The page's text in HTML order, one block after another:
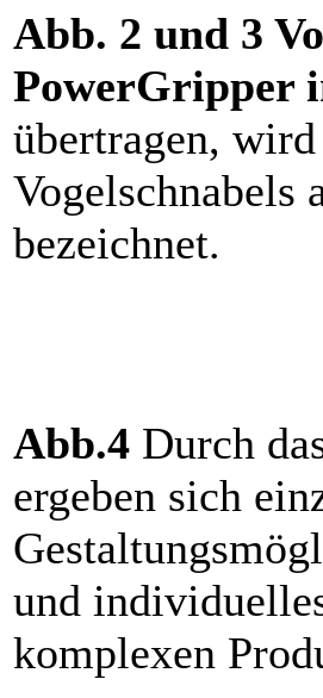
Abb. 2 und 3
PowerGripper
übertragen,
Vogelschnabels
bezeichnet.
Abb.4 Durch
ergeben sich
und
komplexen